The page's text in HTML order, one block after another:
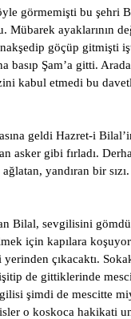
görmemişti bu şehri
Mübarek ayaklarının
göçüp gitmişti
basıp Şam’a gitti.
kabul etmedi bu
geldi Hazret-i
asker gibi fırladı.
yandıran bir sızı.
Bilal, sevgilisini
için kapılara
çıkacaktı.
de gittiklerinde
şimdi de mescitte
o koskoca hakikati